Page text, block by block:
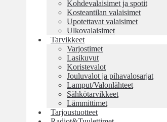
Kohdevalaisimet ja spotit
Kosteantilan valaisimet
Upotettavat valaisimet
Ulkovalaisimet
Tarvikkeet
Varjostimet
Lasikuvut
Koristevalot
Jouluvalot ja pihavalosarjat
Lamput/Valonlähteet
Sähkötarvikkeet
Lämmittimet
Tarjoustuotteet